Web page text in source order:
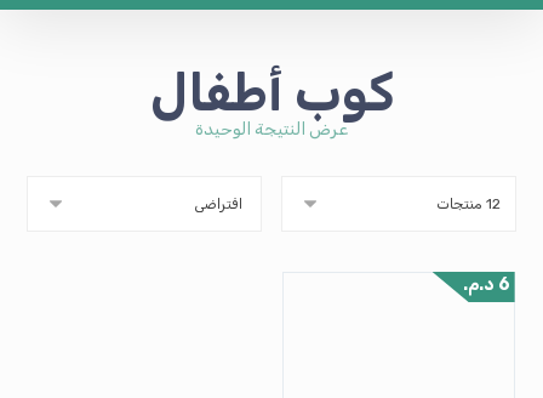
كوب أطفال
عرض النتيجة الوحيدة
6 د.م.